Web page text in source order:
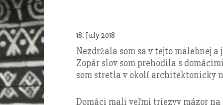
18. July 2018
Nezdržala som sa v tejto malebnej
Zopár slov som prehodila s
som stretla v okolí architektonicky
Domáci mali veľmi triezvy mázor